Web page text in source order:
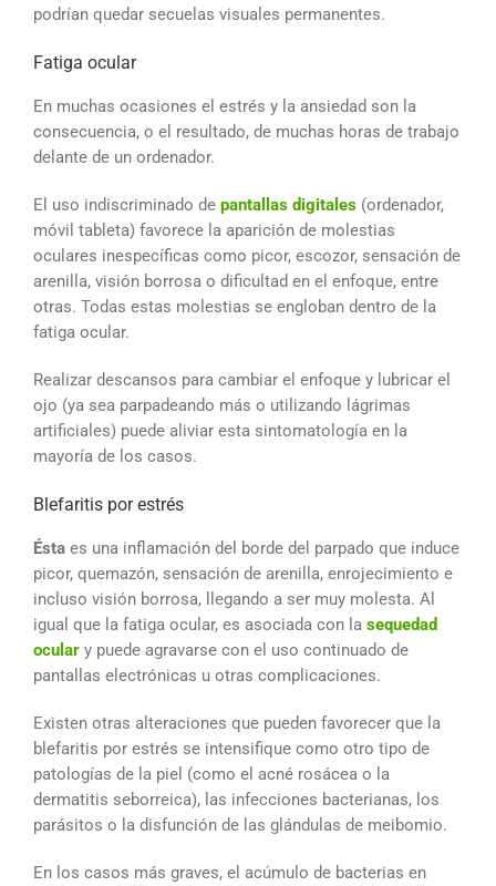
podrían quedar secuelas visuales permanentes.
Fatiga ocular
En muchas ocasiones el estrés y la ansiedad son la
consecuencia, o el resultado, de muchas horas de trabajo
delante de un ordenador.
El uso indiscriminado de pantallas digitales (ordenador,
móvil tableta) favorece la aparición de molestias
oculares inespecíficas como picor, escozor, sensación de
arenilla, visión borrosa o dificultad en el enfoque, entre
otras. Todas estas molestias se engloban dentro de la
fatiga ocular.
Realizar descansos para cambiar el enfoque y lubricar el
ojo (ya sea parpadeando más o utilizando lágrimas
artificiales) puede aliviar esta sintomatología en la
mayoría de los casos.
Blefaritis por estrés
Ésta es una inflamación del borde del parpado que induce
picor, quemazón, sensación de arenilla, enrojecimiento e
incluso visión borrosa, llegando a ser muy molesta. Al
igual que la fatiga ocular, es asociada con la sequedad
ocular y puede agravarse con el uso continuado de
pantallas electrónicas u otras complicaciones.
Existen otras alteraciones que pueden favorecer que la
blefaritis por estrés se intensifique como otro tipo de
patologías de la piel (como el acné rosácea o la
dermatitis seborreica), las infecciones bacterianas, los
parásitos o la disfunción de las glándulas de meibomio.
En los casos más graves, el acúmulo de bacterias en